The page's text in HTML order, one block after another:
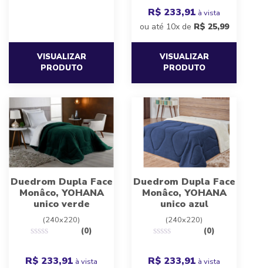
VISUALIZAR
PRODUTO
R$ 233,91 à vista
ou até 10x de R$ 25,99
VISUALIZAR
PRODUTO
Duedrom Dupla Face
Monâco, YOHANA
unico verde
(240x220)
(0)
R$ 233,91 à vista
Duedrom Dupla Face
Monâco, YOHANA
unico azul
(240x220)
(0)
R$ 233,91 à vista